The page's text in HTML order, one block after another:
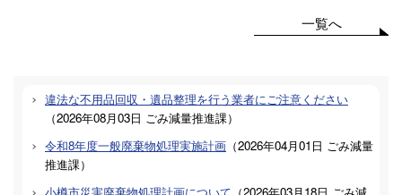
一覧へ
違法な不用品回収・遺品整理を行う業者にご注意ください
（2026年08月03日 ごみ減量推進課）
令和8年度一般廃棄物処理実施計画 （2026年04月01日 ごみ減量
推進課）